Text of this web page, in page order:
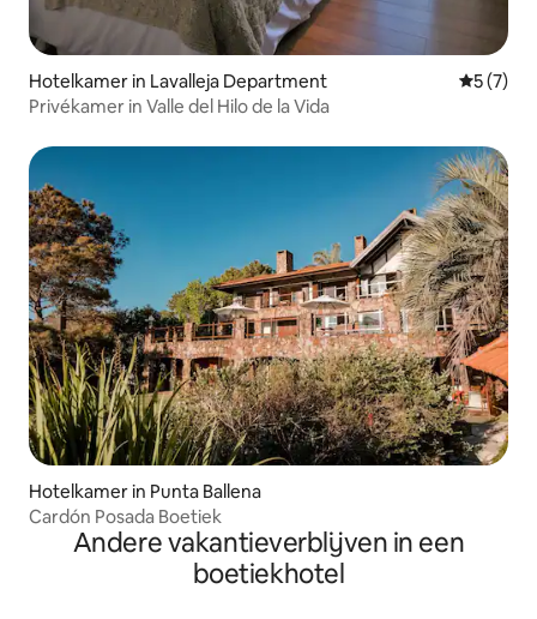
Hotelkamer in Lavalleja Department
5 (7)
Privékamer in Valle del Hilo de la Vida
Hotelkamer in Punta Ballena
Cardón Posada Boetiek
Andere vakantieverblijven in een
boetiekhotel